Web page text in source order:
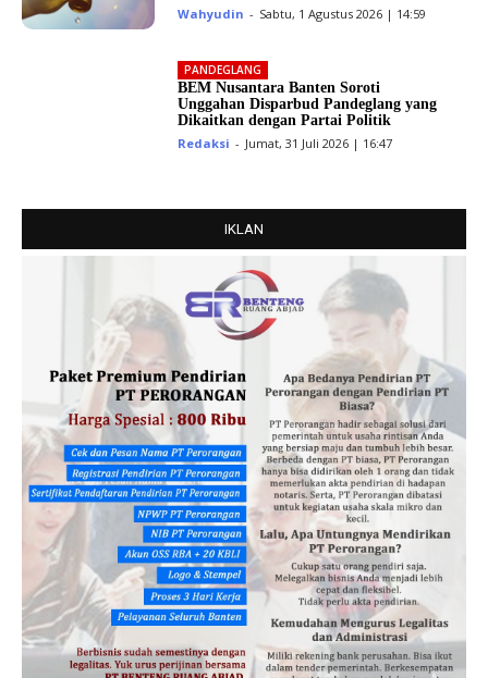
Wahyudin - Sabtu, 1 Agustus 2026 | 14:59
PANDEGLANG
BEM Nusantara Banten Soroti
Unggahan Disparbud Pandeglang yang
Dikaitkan dengan Partai Politik
Redaksi - Jumat, 31 Juli 2026 | 16:47
IKLAN